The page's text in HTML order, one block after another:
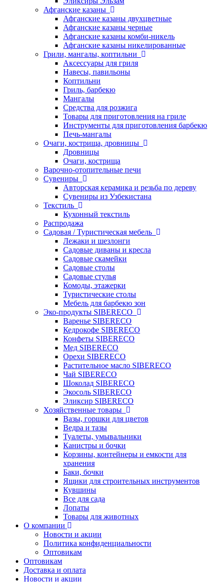
Афганские казаны
Афганские казаны двухцветные
Афганские казаны черные
Афганские казаны комби-никель
Афганские казаны никелированные
Грили, мангалы, коптильни
Аксессуары для гриля
Навесы, павильоны
Коптильни
Гриль, барбекю
Мангалы
Средства для розжига
Товары для приготовления на гриле
Инструменты для приготовления барбекю
Печь-мангалы
Очаги, кострища, дровницы
Дровницы
Очаги, кострища
Варочно-отопительные печи
Сувениры
Авторская керамика и резьба по дереву
Сувениры из Узбекистана
Текстиль
Кухонный текстиль
Распродажа
Садовая / Туристическая мебель
Лежаки и шезлонги
Садовые диваны и кресла
Садовые скамейки
Садовые столы
Садовые стулья
Комоды, этажерки
Туристические столы
Мебель для барбекю зон
Эко-продукты SIBERECO
Варенье SIBERECO
Кедрокофе SIBERECO
Конфеты SIBERECO
Мед SIBERECO
Орехи SIBERECO
Растительное масло SIBERECO
Чай SIBERECO
Шоколад SIBERECO
Экосоль SIBERECO
Эликсир SIBERECO
Хозяйственные товары
Вазы, горшки для цветов
Ведра и тазы
Туалеты, умывальники
Канистры и бочки
Корзины, контейнеры и емкости для
хранения
Баки, бочки
Ящики для строительных инструментов
Кувшины
Все для сада
Лопаты
Товары для животных
О компании
Новости и акции
Политика конфиденциальности
Оптовикам
Оптовикам
Доставка и оплата
Новости и акции